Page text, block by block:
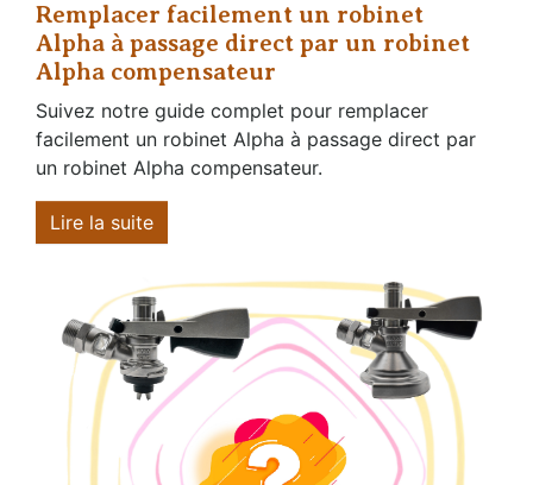
Remplacer facilement un robinet
Alpha à passage direct par un robinet
Alpha compensateur
Suivez notre guide complet pour remplacer
facilement un robinet Alpha à passage direct par
un robinet Alpha compensateur.
Lire la suite